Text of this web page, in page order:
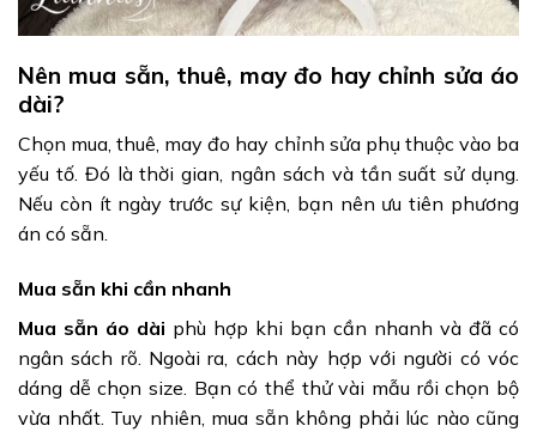
Nên mua sẵn, thuê, may đo hay chỉnh sửa áo
dài?
Chọn mua, thuê, may đo hay chỉnh sửa phụ thuộc vào ba
yếu tố. Đó là thời gian, ngân sách và tần suất sử dụng.
Nếu còn ít ngày trước sự kiện, bạn nên ưu tiên phương
án có sẵn.
Mua sẵn khi cần nhanh
Mua sẵn áo dài phù hợp khi bạn cần nhanh và đã có
ngân sách rõ. Ngoài ra, cách này hợp với người có vóc
dáng dễ chọn size. Bạn có thể thử vài mẫu rồi chọn bộ
vừa nhất. Tuy nhiên, mua sẵn không phải lúc nào cũng